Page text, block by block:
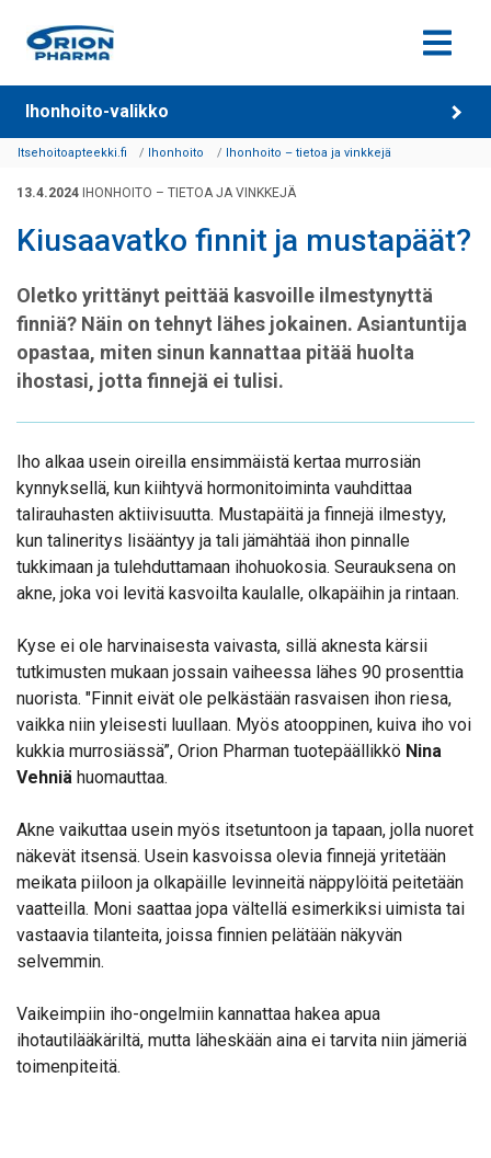
Siirry sisältöön
Ihonhoito-valikko
Itsehoitoapteekki.fi Ihonhoito Ihonhoito – tietoa ja vinkkejä
13.4.2024 IHONHOITO – TIETOA JA VINKKEJÄ
Kiusaavatko finnit ja mustapäät?
Oletko yrittänyt peittää kasvoille ilmestynyttä
finniä? Näin on tehnyt lähes jokainen. Asiantuntija
opastaa, miten sinun kannattaa pitää huolta
ihostasi, jotta finnejä ei tulisi.
Iho alkaa usein oireilla ensimmäistä kertaa murrosiän
kynnyksellä, kun kiihtyvä hormonitoiminta vauhdittaa
talirauhasten aktiivisuutta. Mustapäitä ja finnejä ilmestyy,
kun talineritys lisääntyy ja tali jämähtää ihon pinnalle
tukkimaan ja tulehduttamaan ihohuokosia. Seurauksena on
akne, joka voi levitä kasvoilta kaulalle, olkapäihin ja rintaan.
Kyse ei ole harvinaisesta vaivasta, sillä aknesta kärsii
tutkimusten mukaan jossain vaiheessa lähes 90 prosenttia
nuorista. "Finnit eivät ole pelkästään rasvaisen ihon riesa,
vaikka niin yleisesti luullaan. Myös atooppinen, kuiva iho voi
kukkia murrosiässä”, Orion Pharman tuotepäällikkö Nina
Vehniä huomauttaa.
Akne vaikuttaa usein myös itsetuntoon ja tapaan, jolla nuoret
näkevät itsensä. Usein kasvoissa olevia finnejä yritetään
meikata piiloon ja olkapäille levinneitä näppylöitä peitetään
vaatteilla. Moni saattaa jopa vältellä esimerkiksi uimista tai
vastaavia tilanteita, joissa finnien pelätään näkyvän
selvemmin.
Vaikeimpiin iho-ongelmiin kannattaa hakea apua
ihotautilääkäriltä, mutta läheskään aina ei tarvita niin jämeriä
toimenpiteitä.